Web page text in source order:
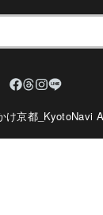
京都_KyotoNavi